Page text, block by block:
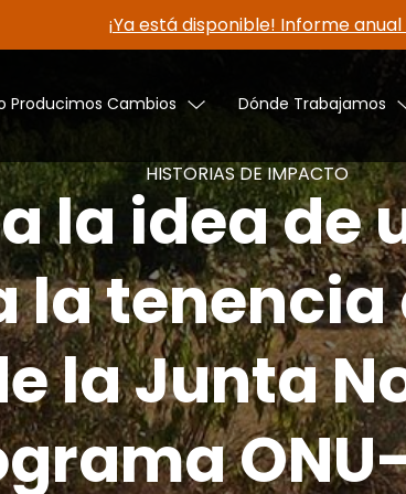
¡Ya está disponible! Informe anual
Producimos Cambios Dónde Trabajamos
HISTORIAS DE IMPACTO
la idea de
tenencia
la Junta
ONU-